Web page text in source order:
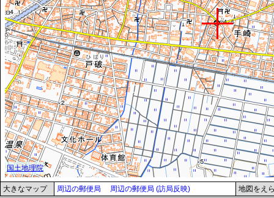
大きなマップ 周辺の郵便局 周辺の郵便局 (訪局反映) 地図をえ